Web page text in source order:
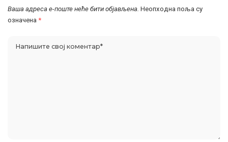
Ваша адреса е-поште неће бити објављена. Неопходна поља су
означена *